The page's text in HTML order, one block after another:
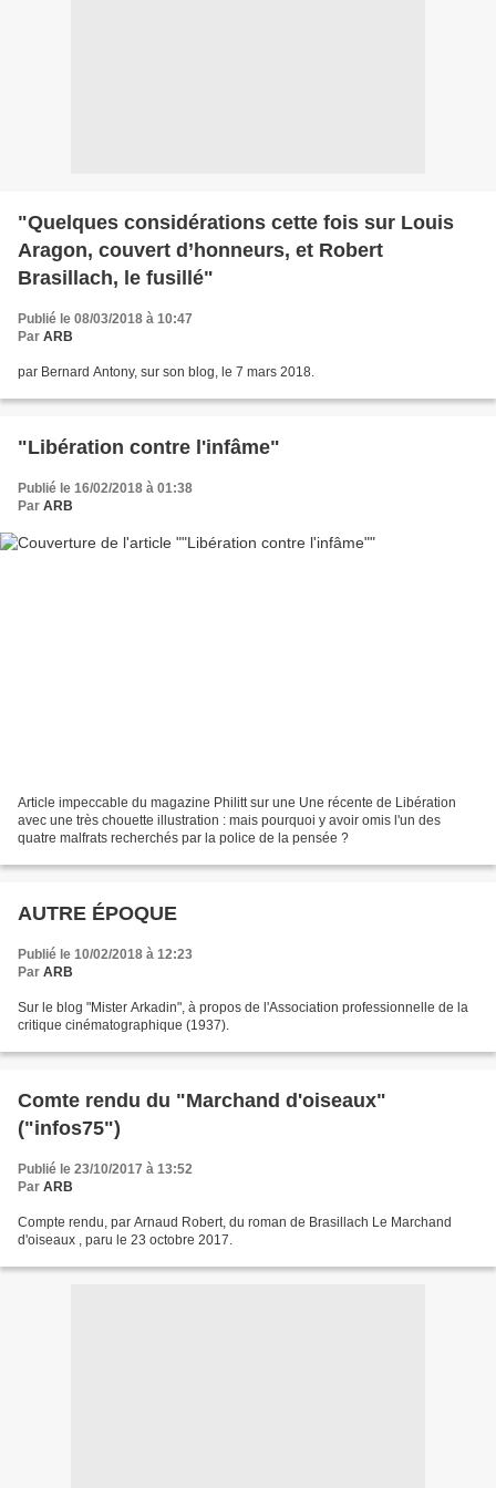
"Quelques considérations cette fois sur Louis
Aragon, couvert d’honneurs, et Robert
Brasillach, le fusillé"
Publié le 08/03/2018 à 10:47
Par ARB
par Bernard Antony, sur son blog, le 7 mars 2018.
"Libération contre l'infâme"
Publié le 16/02/2018 à 01:38
Par ARB
Article impeccable du magazine Philitt sur une Une récente de Libération
avec une très chouette illustration : mais pourquoi y avoir omis l'un des
quatre malfrats recherchés par la police de la pensée ?
AUTRE ÉPOQUE
Publié le 10/02/2018 à 12:23
Par ARB
Sur le blog "Mister Arkadin", à propos de l'Association professionnelle de la
critique cinématographique (1937).
Comte rendu du "Marchand d'oiseaux"
("infos75")
Publié le 23/10/2017 à 13:52
Par ARB
Compte rendu, par Arnaud Robert, du roman de Brasillach Le Marchand
d'oiseaux , paru le 23 octobre 2017.